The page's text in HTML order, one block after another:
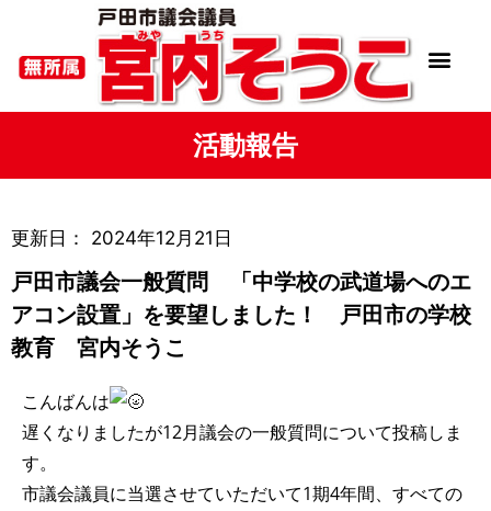
活動報告
更新日： 2024年12月21日
戸田市議会一般質問 「中学校の武道場へのエ
アコン設置」を要望しました！ 戸田市の学校
教育 宮内そうこ
こんばんは
遅くなりましたが12月議会の一般質問について投稿しま
す。
市議会議員に当選させていただいて1期4年間、すべての